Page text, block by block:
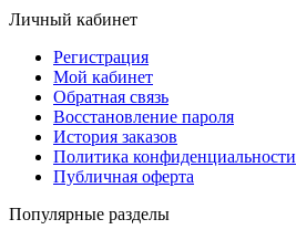
Личный кабинет
Регистрация
Мой кабинет
Обратная связь
Восстановление пароля
История заказов
Политика конфиденциальности
Публичная оферта
Популярные разделы